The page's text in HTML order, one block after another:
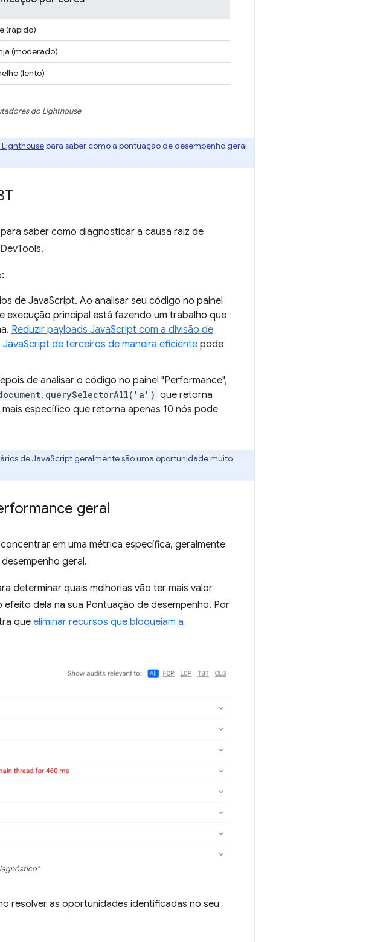
(rápido)
(moderado)
(lento)
do Lighthouse
para saber como a pontuação de desempenho geral
para saber como diagnosticar a causa raiz de
de JavaScript. Ao analisar seu código no painel
execução principal está fazendo um trabalho que
Reduzir payloads JavaScript com a divisão de
de terceiros de maneira eficiente pode
de analisar o código no painel "Performance",
que retorna
específico que retorna apenas 10 nós pode
de JavaScript geralmente são uma oportunidade muito
geral
em uma métrica específica, geralmente
geral.
determinar quais melhorias vão ter mais valor
dela na sua Pontuação de desempenho. Por
que eliminar recursos que bloqueiam a
resolver as oportunidades identificadas no seu